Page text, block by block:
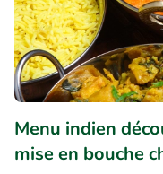
Menu indien
mise en bouche